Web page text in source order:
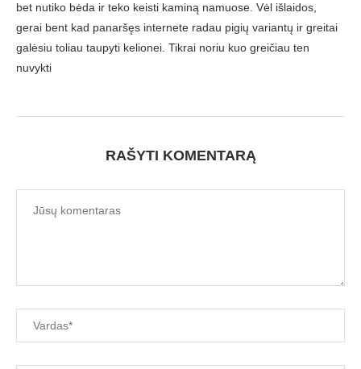
bet nutiko bėda ir teko keisti kaminą namuose. Vėl išlaidos,
gerai bent kad panaršęs internete radau pigių variantų ir greitai
galėsiu toliau taupyti kelionei. Tikrai noriu kuo greičiau ten
nuvykti
RAŠYTI KOMENTARĄ